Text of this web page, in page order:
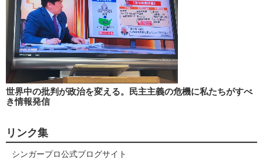
世界中の批判が政治を変える。民主主義の危機に私たちがすべ
き情報発信
リンク集
シンガープロ公式ブログサイト